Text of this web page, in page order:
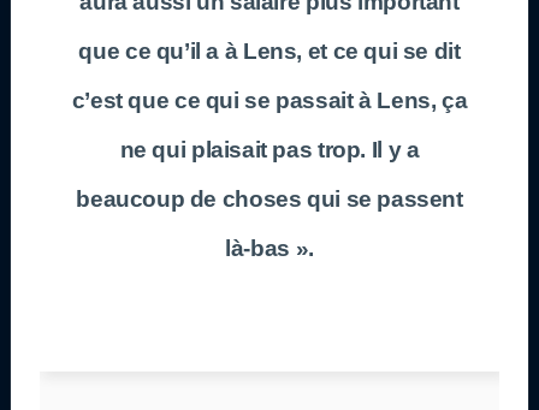
que ce qu’il a à Lens, et ce qui se dit
c’est que ce qui se passait à Lens, ça
ne qui plaisait pas trop. Il y a
beaucoup de choses qui se passent
là-bas ».